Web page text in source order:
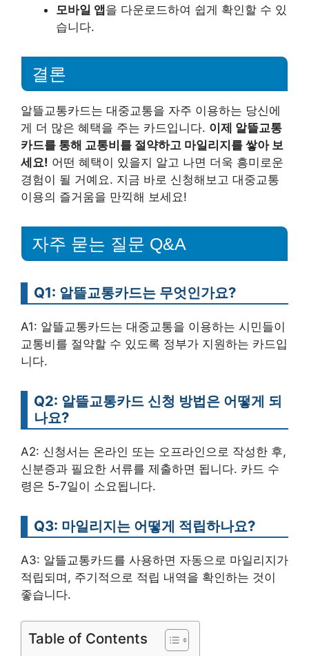
모바일 앱 을 다운로드하여 쉽게 확인할 수 있
습니다.
결론
알뜰교통카드는 대중교통을 자주 이용하는 당신에
게 더 많은 혜택을 주는 카드입니다. 이제 알뜰교통
카드를 통해 교통비를 절약하고 마일리지를 쌓아 보
세요! 어떤 혜택이 있을지 알고 나면 더욱 흥미로운
경험이 될 거예요. 지금 바로 신청해보고 대중교통
이용의 즐거움을 만끽해 보세요!
자주 묻는 질문 Q&A
Q1: 알뜰교통카드는 무엇인가요?
A1: 알뜰교통카드는 대중교통을 이용하는 시민들이
교통비를 절약할 수 있도록 정부가 지원하는 카드입
니다.
Q2: 알뜰교통카드 신청 방법은 어떻게 되
나요?
A2: 신청서는 온라인 또는 오프라인으로 작성한 후,
신분증과 필요한 서류를 제출하면 됩니다. 카드 수
령은 5-7일이 소요됩니다.
Q3: 마일리지는 어떻게 적립하나요?
A3: 알뜰교통카드를 사용하면 자동으로 마일리지가
적립되며, 주기적으로 적립 내역을 확인하는 것이
좋습니다.
Table of Contents